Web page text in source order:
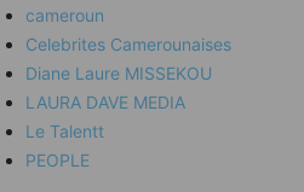
cameroun
Celebrites Camerounaises
Diane Laure MISSEKOU
LAURA DAVE MEDIA
Le Talentt
PEOPLE